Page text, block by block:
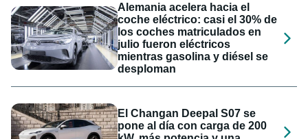
Alemania acelera hacia el
coche eléctrico: casi el 30% de
los coches matriculados en
julio fueron eléctricos
mientras gasolina y diésel se
desploman
El Changan Deepal S07 se
pone al día con carga de 200